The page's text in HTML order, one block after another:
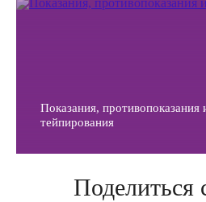
Показания, противопоказания
тейпирования
Поделиться